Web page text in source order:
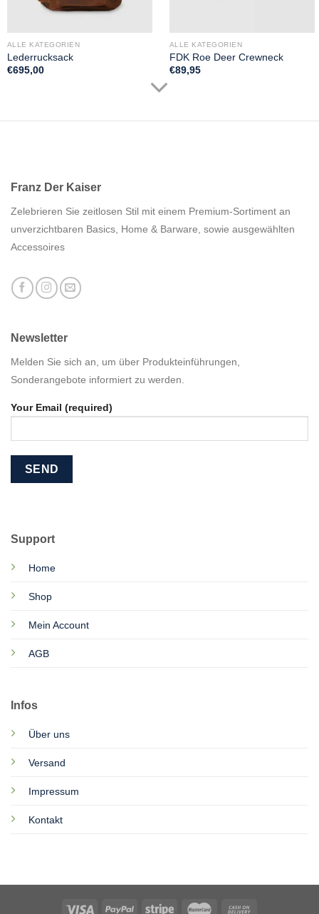
ALLE KATEGORIEN
Lederrucksack
€695,00
ALLE KATEGORIEN
FDK Roe Deer Crewneck
€89,95
Franz Der Kaiser
Zelebrieren Sie zeitlosen Stil mit einem Premium-Sortiment an
unverzichtbaren Basics, Home & Barware, sowie ausgewählten
Accessoires
Support
Home
Shop
Mein Account
AGB
Infos
Über uns
Versand
Impressum
Kontakt
Newsletter
Melden Sie sich an, um über Produkteinführungen,
Sonderangebote informiert zu werden.
Your Email (required)